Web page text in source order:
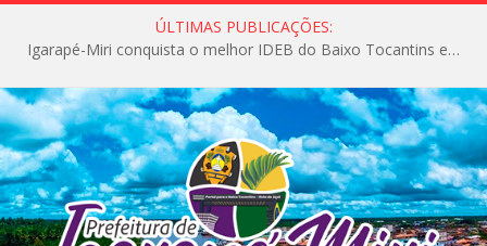
ÚLTIMAS PUBLICAÇÕES:
Igarapé-Miri conquista o melhor IDEB do Baixo Tocantins e avança na qualidade da educação pública